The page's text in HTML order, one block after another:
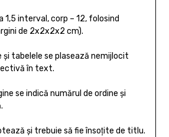
1,5 interval, corp – 12, folosind
de 2x2x2x2 cm).
şi tabelele se plasează nemijlocit
în text.
se indică numărul de ordine şi
şi trebuie să fie însoţite de titlu.